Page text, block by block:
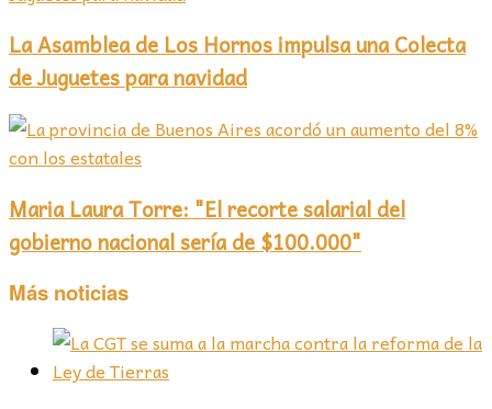
La Asamblea de Los Hornos impulsa una Colecta
de Juguetes para navidad
Maria Laura Torre: "El recorte salarial del
gobierno nacional sería de $100.000"
Más noticias